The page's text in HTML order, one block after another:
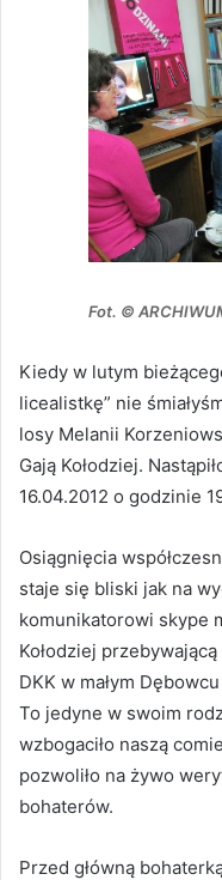
Fot. ©
Kiedy w lutym
licealistkę” nie
losy Melanii
Gają Kołodziej.
16.04.2012 o godzinie
Osiągnięcia
staje się bliski jak na
komunikatorowi skype
Kołodziej
DKK w małym
To jedyne w swoim
wzbogaciło naszą
pozwoliło na żywo
bohaterów.
Przed główną